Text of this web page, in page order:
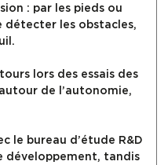
: par les pieds ou
détecter les obstacles,
lors des essais des
de l’autonomie,
le bureau d’étude R&D
développement, tandis